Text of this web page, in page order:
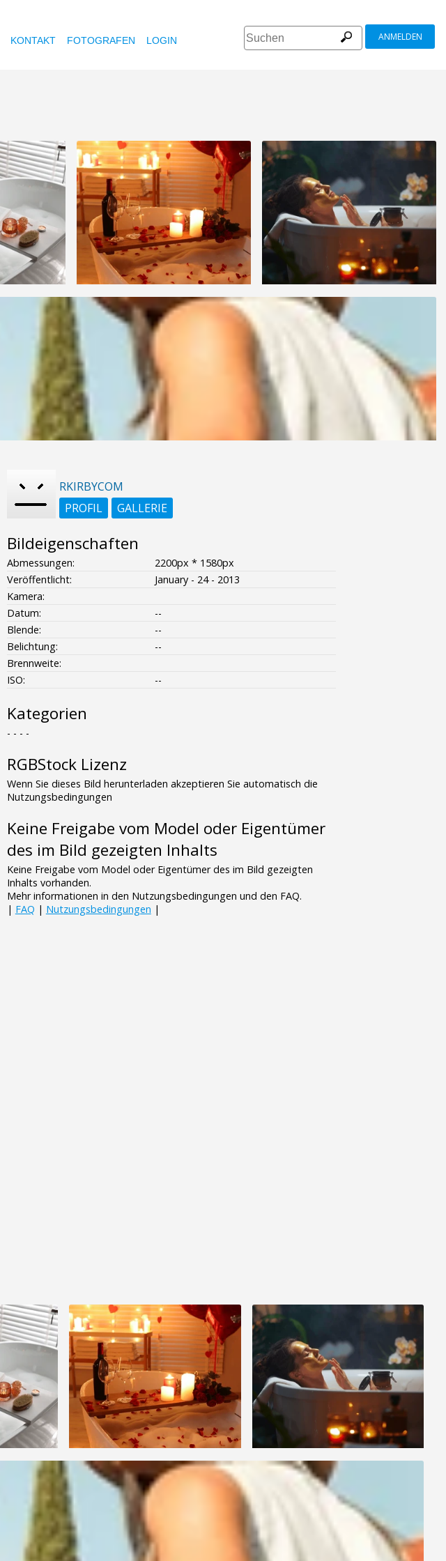
KONTAKT FOTOGRAFEN LOGIN ANMELDEN
RKIRBYCOM
PROFIL
GALLERIE
Bildeigenschaften
Abmessungen:
2200px * 1580px
Veröffentlicht:
January - 24 - 2013
Kamera:
Datum:
--
Blende:
--
Belichtung:
--
Brennweite:
ISO:
--
Kategorien
- - - -
RGBStock Lizenz
Wenn Sie dieses Bild herunterladen akzeptieren Sie automatisch die
Nutzungsbedingungen
Keine Freigabe vom Model oder Eigentümer
des im Bild gezeigten Inhalts
Keine Freigabe vom Model oder Eigentümer des im Bild gezeigten
Inhalts vorhanden.
Mehr informationen in den Nutzungsbedingungen und den FAQ.
| FAQ | Nutzungsbedingungen |